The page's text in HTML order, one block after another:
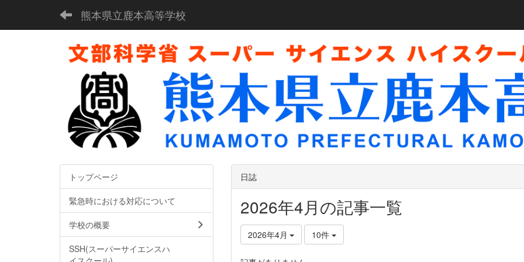
熊本県立鹿本高等学校
日誌
2026年4月の記事一覧
2026年4月 10件
トップページ
緊急時における対応について
学校の概要
SSH(スーパーサイエンスハ